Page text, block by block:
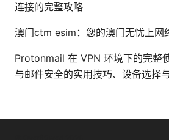
连接的完整攻略
澳门ctm esim：您的澳门无忧上网
Protonmail 在 VPN 环境下的完整
与邮件安全的实用技巧、设备选择